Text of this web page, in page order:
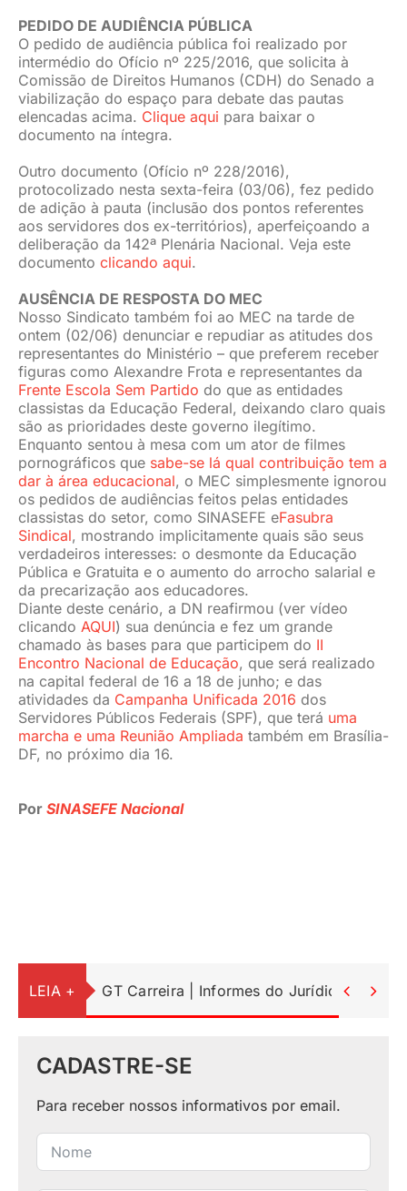
PEDIDO DE AUDIÊNCIA PÚBLICA
O pedido de audiência pública foi realizado por
intermédio do Ofício nº 225/2016, que solicita à
Comissão de Direitos Humanos (CDH) do Senado a
viabilização do espaço para debate das pautas
elencadas acima. Clique aqui para baixar o
documento na íntegra.
Outro documento (Ofício nº 228/2016),
protocolizado nesta sexta-feira (03/06), fez pedido
de adição à pauta (inclusão dos pontos referentes
aos servidores dos ex-territórios), aperfeiçoando a
deliberação da 142ª Plenária Nacional. Veja este
documento clicando aqui.
AUSÊNCIA DE RESPOSTA DO MEC
Nosso Sindicato também foi ao MEC na tarde de
ontem (02/06) denunciar e repudiar as atitudes dos
representantes do Ministério – que preferem receber
figuras como Alexandre Frota e representantes da
Frente Escola Sem Partido do que as entidades
classistas da Educação Federal, deixando claro quais
são as prioridades deste governo ilegítimo.
Enquanto sentou à mesa com um ator de filmes
pornográficos que sabe-se lá qual contribuição tem a
dar à área educacional, o MEC simplesmente ignorou
os pedidos de audiências feitos pelas entidades
classistas do setor, como SINASEFE eFasubra
Sindical, mostrando implicitamente quais são seus
verdadeiros interesses: o desmonte da Educação
Pública e Gratuita e o aumento do arrocho salarial e
da precarização aos educadores.
Diante deste cenário, a DN reafirmou (ver vídeo
clicando AQUI) sua denúncia e fez um grande
chamado às bases para que participem do II
Encontro Nacional de Educação, que será realizado
na capital federal de 16 a 18 de junho; e das
atividades da Campanha Unificada 2016 dos
Servidores Públicos Federais (SPF), que terá uma
marcha e uma Reunião Ampliada também em Brasília-
DF, no próximo dia 16.
Por SINASEFE Nacional
LEIA + GT Carreira | Informes do Jurídico 
CADASTRE-SE
Para receber nossos informativos por email.